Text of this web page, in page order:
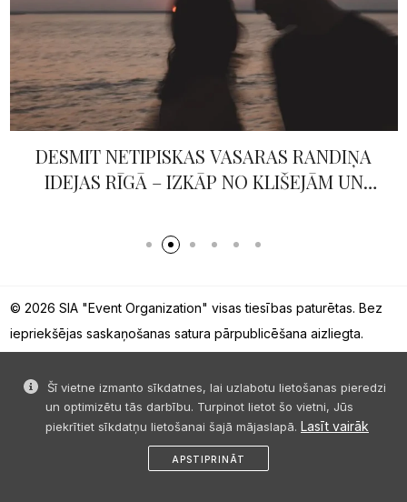
DESMIT NETIPISKAS VASARAS RANDIŅA
IDEJAS RĪGĀ – IZKĀP NO KLIŠEJĀM UN
Šī vietne izmanto sīkdatnes, lai uzlabotu lietošanas pieredzi
un optimizētu tās darbību. Turpinot lietot šo vietni, Jūs
piekrītiet sīkdatņu lietošanai šajā mājaslapā. Lasīt vairāk
APSTIPRINĀT
© 2026 SIA "Event Organization" visas tiesības paturētas. Bez
iepriekšējas saskaņošanas satura pārpublicēšana aizliegta.